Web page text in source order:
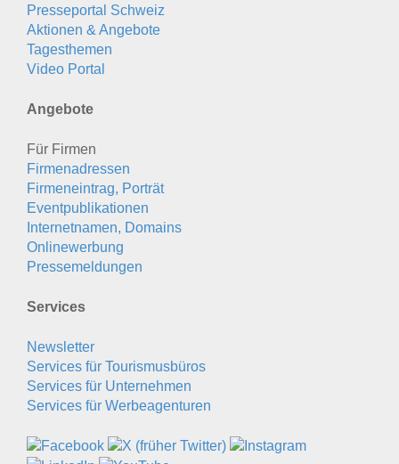
Presseportal Schweiz
Aktionen & Angebote
Tagesthemen
Video Portal
Angebote
Für Firmen
Firmenadressen
Firmeneintrag, Porträt
Eventpublikationen
Internetnamen, Domains
Onlinewerbung
Pressemeldungen
Services
Newsletter
Services für Tourismusbüros
Services für Unternehmen
Services für Werbeagenturen